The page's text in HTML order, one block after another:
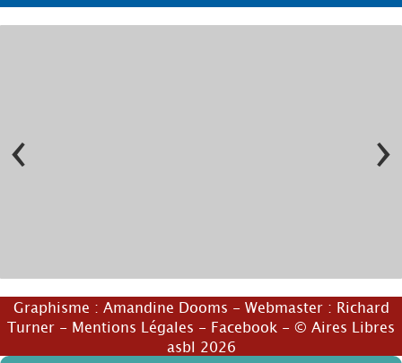
© Charlotte Thibaut © theatrecoeurdeterre
‹ ›
Graphisme : Amandine Dooms - Webmaster : Richard
Turner - Mentions Légales - Facebook - © Aires Libres
asbl 2026